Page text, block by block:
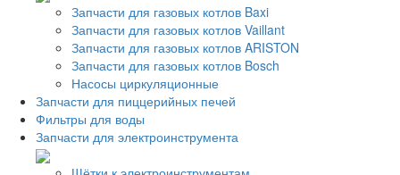
Запчасти для газовых котлов Baxi
Запчасти для газовых котлов Vaillant
Запчасти для газовых котлов ARISTON
Запчасти для газовых котлов Bosch
Насосы циркуляционные
Запчасти для пиццерийных печей
Фильтры для воды
Запчасти для электроинструмента